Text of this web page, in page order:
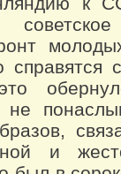
справятся
не
и